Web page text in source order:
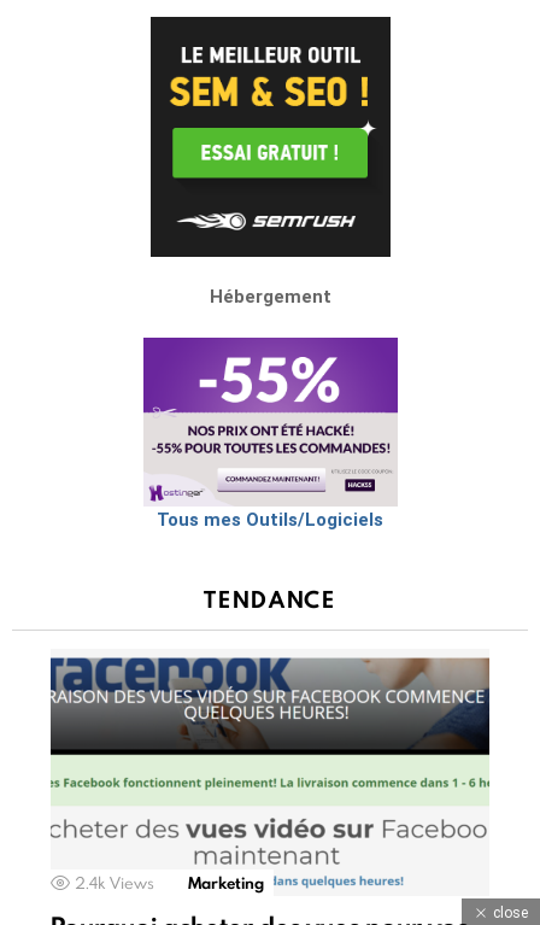
Hébergement
Tous mes Outils/Logiciels
TENDANCE
2.4k Views Marketing
close